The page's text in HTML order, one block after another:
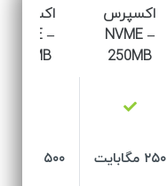
اکسپرس
NVME –
250MB
اکسپرس
NVME –
500MB
۲۵۰ مگابایت
۵۰۰ مگابایت